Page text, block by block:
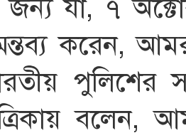
জন্য যা, ৭
করেন,
পুলিশের
বলেন,